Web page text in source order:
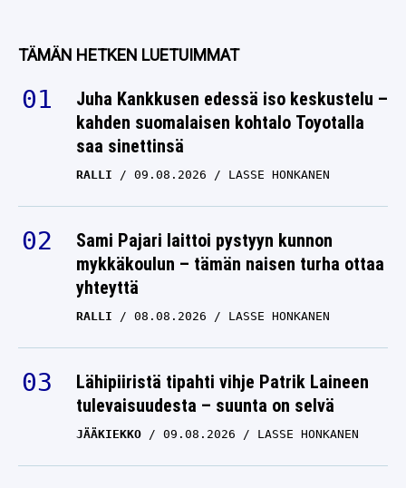
TÄMÄN HETKEN LUETUIMMAT
Juha Kankkusen edessä iso keskustelu –
kahden suomalaisen kohtalo Toyotalla
saa sinettinsä
RALLI 09.08.2026 LASSE HONKANEN
Sami Pajari laittoi pystyyn kunnon
mykkäkoulun – tämän naisen turha ottaa
yhteyttä
RALLI 08.08.2026 LASSE HONKANEN
Lähipiiristä tipahti vihje Patrik Laineen
tulevaisuudesta – suunta on selvä
JÄÄKIEKKO 09.08.2026 LASSE HONKANEN